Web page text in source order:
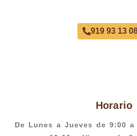
919 93 13
Horario
De Lunes a Jueves de 9:00